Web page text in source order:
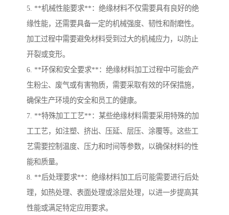
5. **机械性能要求**：绝缘材料不仅需要具有良好的绝
缘性能，还需要具备一定的机械强度、韧性和耐磨性。
加工过程中需要避免材料受到过大的机械应力，以防止
开裂或变形。
6. **环保和安全要求**：绝缘材料加工过程中可能会产
生粉尘、废气或有害物质，需要采取有效的环保措施，
确保生产环境的安全和员工的健康。
7. **特殊加工工艺**：某些绝缘材料需要采用特殊的加
工工艺，如注塑、挤出、压延、层压、涂覆等。这些工
艺需要控制温度、压力和时间等参数，以确保材料的性
能和质量。
8. **后处理要求**：绝缘材料加工后可能需要进行后处
理，如热处理、表面处理或涂层处理，以进一步提高其
性能或满足特定应用要求。